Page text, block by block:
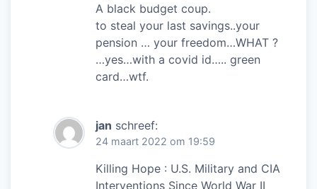
A black budget coup.
to steal your last savings..your
pension … your freedom…WHAT ?
…yes…with a covid id….. green
card…wtf.
jan schreef:
24 maart 2022 om 19:59
Killing Hope : U.S. Military and CIA
Interventions Since World War II